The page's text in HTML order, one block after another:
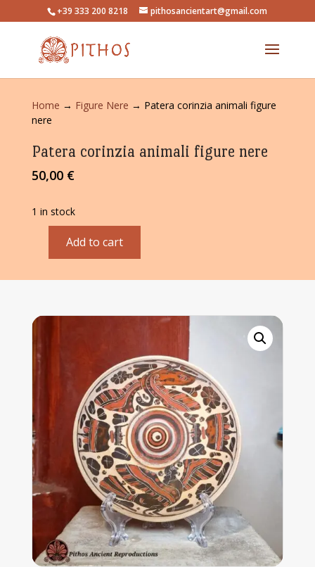
+39 333 200 8218 pithosancientart@gmail.com
Home → Figure Nere → Patera corinzia animali figure
nere
Patera corinzia animali figure nere
50,00 €
1 in stock
Patera
corinzia
animali
quantity
Add to cart